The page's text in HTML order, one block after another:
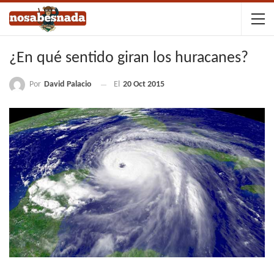
¿En qué sentido giran los huracanes?
Por David Palacio El 20 Oct 2015